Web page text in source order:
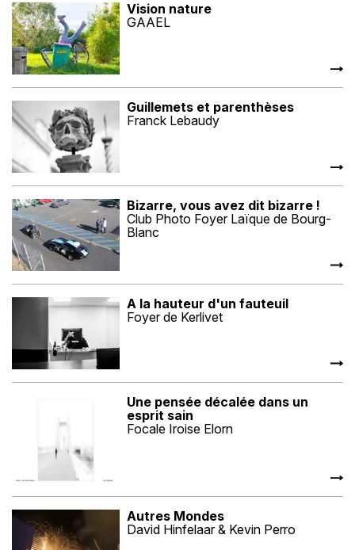
Vision nature
GAAEL
Guillemets et parenthèses
Franck Lebaudy
Bizarre, vous avez dit bizarre !
Club Photo Foyer Laïque de Bourg-
Blanc
A la hauteur d'un fauteuil
Foyer de Kerlivet
Une pensée décalée dans un
esprit sain
Focale Iroise Elorn
Autres Mondes
David Hinfelaar & Kevin Perro